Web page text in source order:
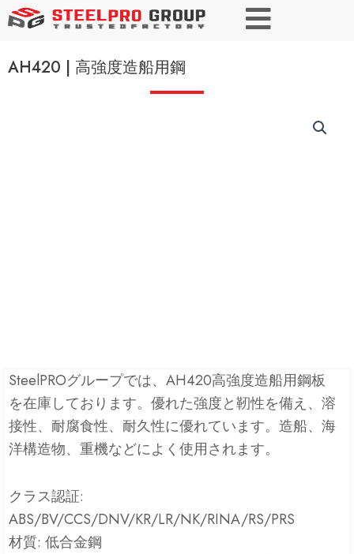
AH420 | 高強度造船用鋼
SteelPROグループでは、AH420高強度造船用鋼板
を在庫しております。優れた強度と靭性を備え、溶
接性、耐腐食性、耐久性に優れています。造船、海
洋構造物、重機などによく使用されます。
クラス認証:
ABS/BV/CCS/DNV/KR/LR/NK/RINA/RS/PRS
材質: 低合金鋼